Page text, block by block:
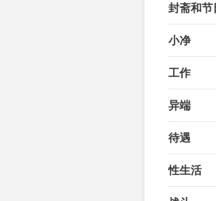
封斋和节
小净
工作
异端
待遇
性生活